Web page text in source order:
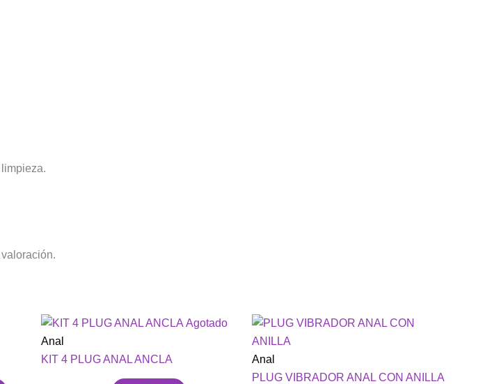
Agotado
Anal
KIT 4 PLUG ANAL ANCLA
Anal
PLUG VIBRADOR ANAL CON ANILLA